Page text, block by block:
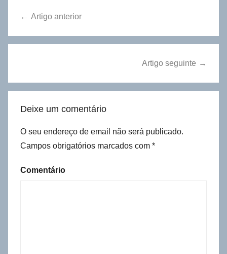
artigos
Artigo anterior
Artigo seguinte
Deixe um comentário
O seu endereço de email não será publicado.
Campos obrigatórios marcados com *
Comentário